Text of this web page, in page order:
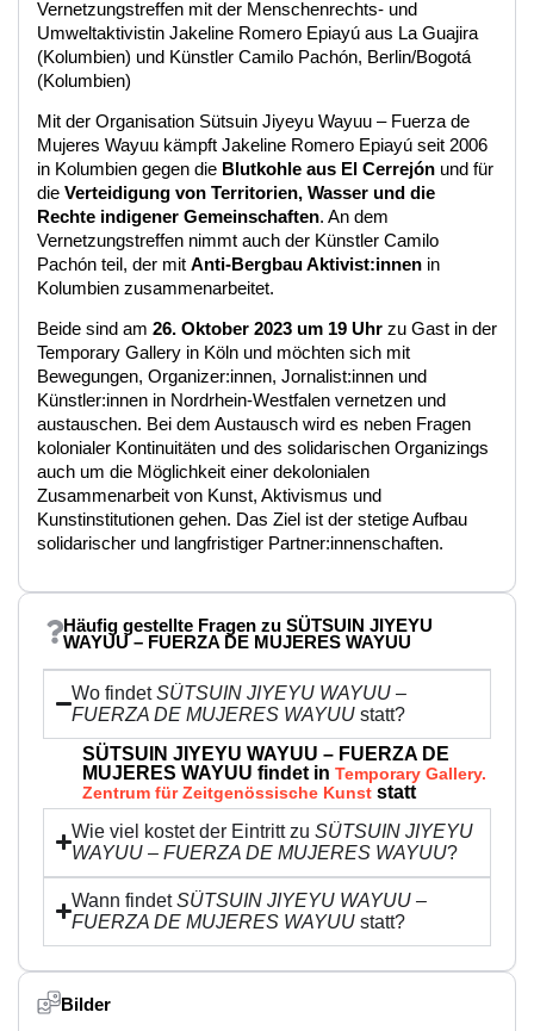
Vernetzungstreffen mit der Menschenrechts- und
Umweltaktivistin Jakeline Romero Epiayú aus La Guajira
(Kolumbien) und Künstler Camilo Pachón, Berlin/Bogotá
(Kolumbien)
Mit der Organisation Sütsuin Jiyeyu Wayuu – Fuerza de
Mujeres Wayuu kämpft Jakeline Romero Epiayú seit 2006
in Kolumbien gegen die Blutkohle aus El Cerrejón und für
die Verteidigung von Territorien, Wasser und die
Rechte indigener Gemeinschaften. An dem
Vernetzungstreffen nimmt auch der Künstler Camilo
Pachón teil, der mit Anti-Bergbau Aktivist:innen in
Kolumbien zusammenarbeitet.
Beide sind am 26. Oktober 2023 um 19 Uhr zu Gast in der
Temporary Gallery in Köln und möchten sich mit
Bewegungen, Organizer:innen, Jornalist:innen und
Künstler:innen in Nordrhein-Westfalen vernetzen und
austauschen. Bei dem Austausch wird es neben Fragen
kolonialer Kontinuitäten und des solidarischen Organizings
auch um die Möglichkeit einer dekolonialen
Zusammenarbeit von Kunst, Aktivismus und
Kunstinstitutionen gehen. Das Ziel ist der stetige Aufbau
solidarischer und langfristiger Partner:innenschaften.
Häufig gestellte Fragen zu SÜTSUIN JIYEYU
WAYUU – FUERZA DE MUJERES WAYUU
Wo findetSÜTSUIN JIYEYU WAYUU –
FUERZA DE MUJERES WAYUU statt?
SÜTSUIN JIYEYU WAYUU – FUERZA DE
MUJERES WAYUU findet in Temporary Gallery.
Zentrum für Zeitgenössische Kunst statt
Wie viel kostet der Eintritt zuSÜTSUIN JIYEYU
WAYUU – FUERZA DE MUJERES WAYUU?
Wann findetSÜTSUIN JIYEYU WAYUU –
FUERZA DE MUJERES WAYUU statt?
Bilder